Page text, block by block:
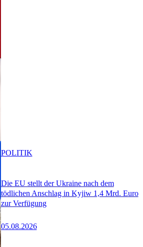
Die EU stellt der Ukraine nach dem
tödlichen Anschlag in Kyjiw 1,4 Mrd. Euro
zur Verfügung
05.08.2026
POLITIK